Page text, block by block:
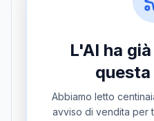
L'AI ha
Abbiamo letto
avviso di vendita per